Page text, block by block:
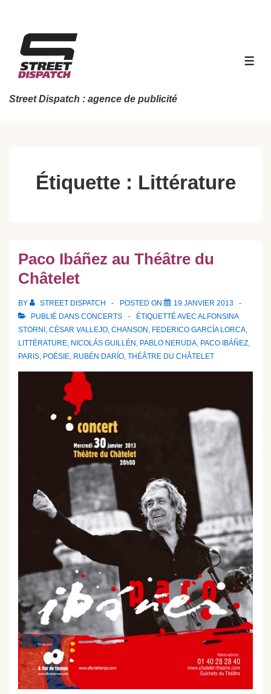
contenu
principal
Street Dispatch : agence de publicité
Étiquette : Littérature
Paco Ibáñez au Théâtre du
Châtelet
BY STREET DISPATCH POSTED ON
19 JANVIER 2013
PUBLIÉ DANS CONCERTS ÉTIQUETTÉ AVEC ALFONSINA
STORNI , CÉSAR VALLEJO, CHANSON , FEDERICO GARCÍA LORCA,
LITTÉRATURE, NICOLÁS GUILLÉN , PABLO NERUDA, PACO IBÁÑEZ,
PARIS, POÉSIE, RUBÉN DARÍO, THÉÂTRE DU CHÂTELET